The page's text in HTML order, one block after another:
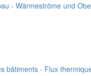
- Wärmeströme und
bâtiments - Flux